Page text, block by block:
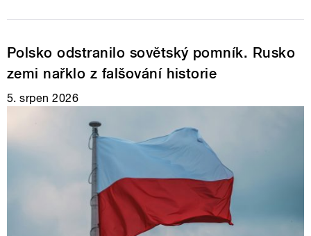
Polsko odstranilo sovětský pomník. Rusko
zemi nařklo z falšování historie
5. srpen 2026